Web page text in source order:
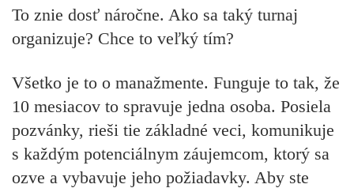
To znie dosť náročne. Ako sa taký turnaj
organizuje? Chce to veľký tím?
Všetko je to o manažmente. Funguje to tak, že
10 mesiacov to spravuje jedna osoba. Posiela
pozvánky, rieši tie základné veci, komunikuje
s každým potenciálnym záujemcom, ktorý sa
ozve a vybavuje jeho požiadavky. Aby ste